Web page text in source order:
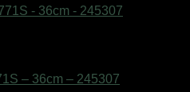
– 36cm – 245307